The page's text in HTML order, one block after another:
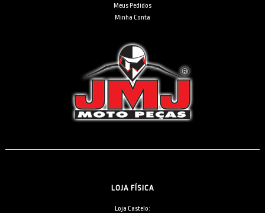
Meus Pedidos
Minha Conta
LOJA FÍSICA
Loja Castelo: